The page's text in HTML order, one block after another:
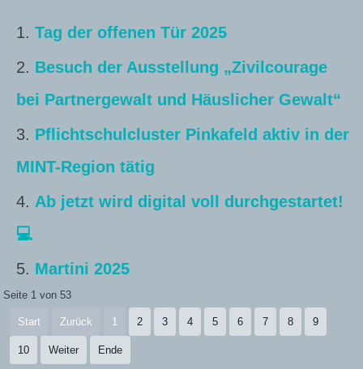
Tag der offenen Tür 2025
Besuch der Ausstellung „Zivilcourage
bei Partnergewalt und Häuslicher Gewalt“
Pflichtschulcluster Pinkafeld aktiv in der
MINT-Region tätig
Ab jetzt wird digital voll durchgestartet!
💻
Martini 2025
Seite 1 von 53
Start Zurück 1 2 3 4 5 6 7 8 9
10 Weiter Ende